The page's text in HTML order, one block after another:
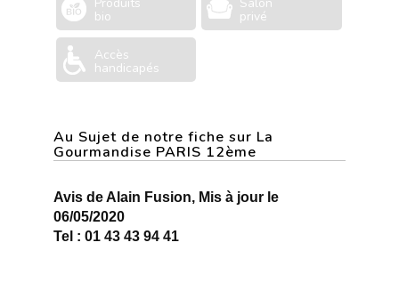
bio privé
Accès
handicapés
Au Sujet de notre fiche sur La
Gourmandise PARIS 12ème
Avis de Alain Fusion, Mis à jour le
06/05/2020
Tel : 01 43 43 94 41